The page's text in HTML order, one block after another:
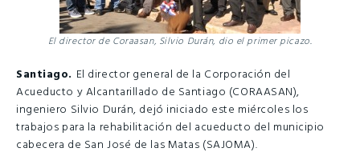
El director de Coraasan, Silvio Durán, dio el primer picazo.
Santiago. El director general de la Corporación del
Acueducto y Alcantarillado de Santiago (CORAASAN),
ingeniero Silvio Durán, dejó iniciado este miércoles los
trabajos para la rehabilitación del acueducto del municipio
cabecera de San José de las Matas (SAJOMA).